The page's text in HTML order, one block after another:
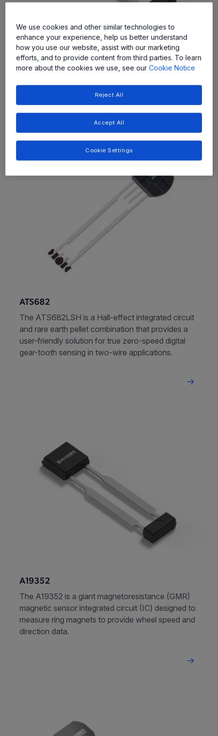
A19200
User-Friendly, Versatile Wheel Speed Sensor IC
ATS682
The ATS682LSH is a Hall-effect integrated circuit
and rare earth pellet combination that provides a
user-friendly solution for true zero-speed digital
gear-tooth sensing in two-wire applications.
A19352
The A19352 is a giant magnetoresistance (GMR)
magnetic sensor integrated circuit (IC) designed to
measure ring magnets to provide wheel speed and
direction data.
We use cookies and other similar technologies to
enhance your experience, help us better understand
how you use our website, assist with our marketing
efforts, and to provide content from third parties. To learn
more about the cookies we use, see ourCookie Notice
Reject All
Accept All
Cookie Settings